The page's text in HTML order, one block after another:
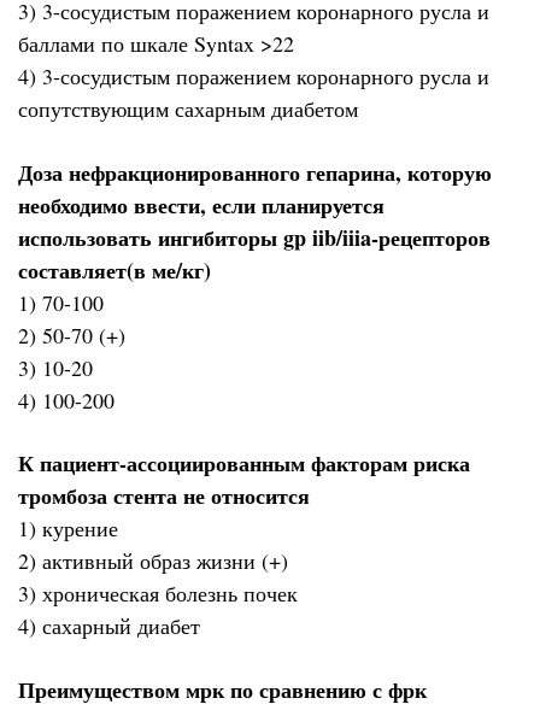
3) 3-сосудистым поражением коронарного русла и
баллами по шкале Syntax >22
4) 3-сосудистым поражением коронарного русла и
сопутствующим сахарным диабетом
Доза нефракционированного гепарина, которую
необходимо ввести, если планируется
использовать ингибиторы gp iib/iiia-рецепторов
составляет(в ме/кг)
1) 70-100
2) 50-70 (+)
3) 10-20
4) 100-200
К пациент-ассоциированным факторам риска
тромбоза стента не относится
1) курение
2) активный образ жизни (+)
3) хроническая болезнь почек
4) сахарный диабет
Преимуществом мрк по сравнению с фрк